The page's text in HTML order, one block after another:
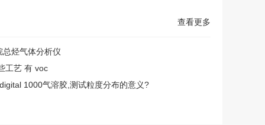
查看更多
总烃气体分析仪
工艺 有 voc
1000气溶胶,测试粒度分布的意义?